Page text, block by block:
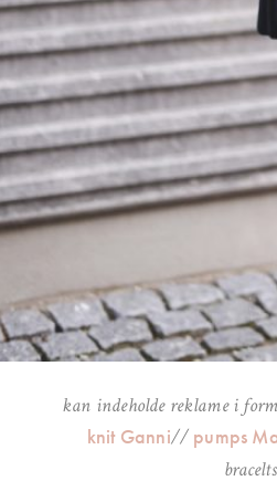
kan indeholde reklame i
knit Ganni// pumps
bracelts